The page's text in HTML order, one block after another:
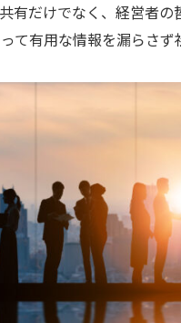
有だけでなく、経営者
て有用な情報を漏らさず